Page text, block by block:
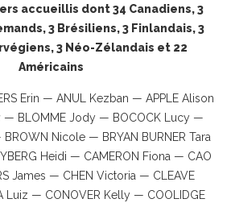
accueillis dont 34 Canadiens, 3
3 Brésiliens, 3 Finlandais, 3
3 Néo-Zélandais et 22
Américains
Erin — ANUL Kezban — APPLE Alison
— BLOMME Jody — BOCOCK Lucy —
Nicole — BRYAN BURNER Tara
Heidi — CAMERON Fiona — CAO
James — CHEN Victoria — CLEAVE
Luiz — CONOVER Kelly — COOLIDGE